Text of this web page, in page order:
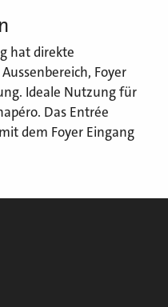
hat direkte
Foyer
Ideale Nutzung für
Das Entrée
dem Foyer Eingang